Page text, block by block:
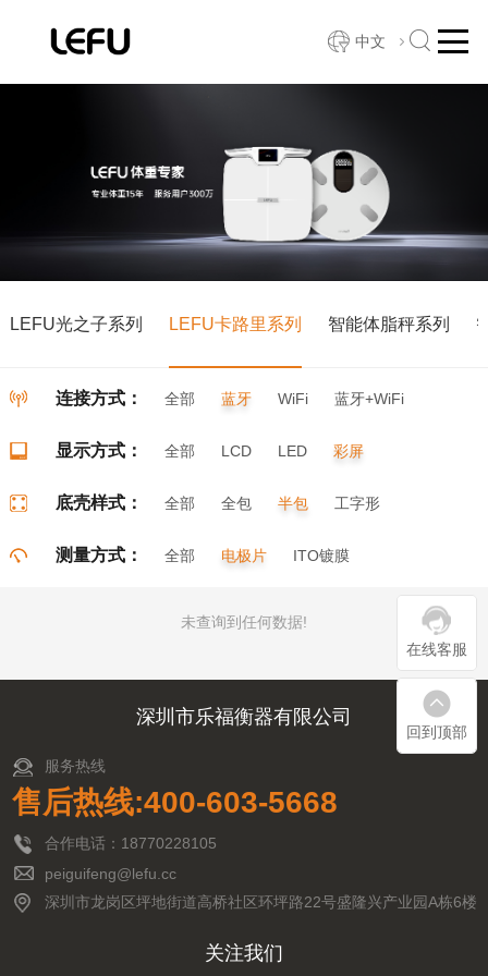
在线客服
回到顶部
中文
LEFU光之子系列 LEFU卡路里系列 智能体脂秤系列
连接方式： 全部 蓝牙 WiFi 蓝牙+WiFi
显示方式： 全部 LCD LED 彩屏
底壳样式： 全部 全包 半包
工字形
测量方式： 全部 电极片 ITO镀膜
未查询到任何数据!
深圳市乐福衡器有限公司
服务热线
售后热线:400-603-5668
合作电话：18770228105
peiguifeng@lefu.cc
深圳市龙岗区坪地街道高桥社区环坪路22号盛隆兴产业园A栋6楼
关注我们